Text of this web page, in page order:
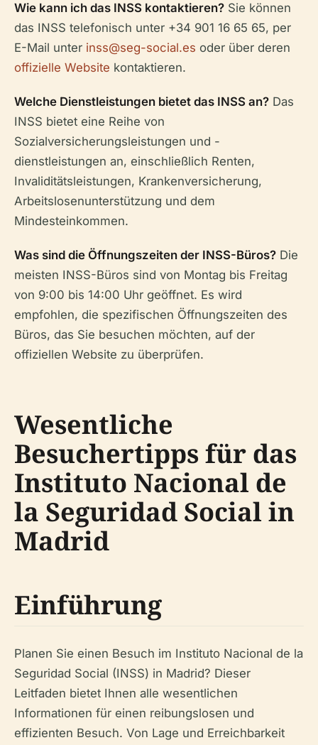
Wie kann ich das INSS kontaktieren? Sie können
das INSS telefonisch unter +34 901 16 65 65, per
E-Mail unter inss@seg-social.es oder über deren
offizielle Website kontaktieren.
Welche Dienstleistungen bietet das INSS an? Das
INSS bietet eine Reihe von
Sozialversicherungsleistungen und -
dienstleistungen an, einschließlich Renten,
Invaliditätsleistungen, Krankenversicherung,
Arbeitslosenunterstützung und dem
Mindesteinkommen.
Was sind die Öffnungszeiten der INSS-Büros? Die
meisten INSS-Büros sind von Montag bis Freitag
von 9:00 bis 14:00 Uhr geöffnet. Es wird
empfohlen, die spezifischen Öffnungszeiten des
Büros, das Sie besuchen möchten, auf der
offiziellen Website zu überprüfen.
Wesentliche
Besuchertipps für das
Instituto Nacional de
la Seguridad Social in
Madrid
Einführung
Planen Sie einen Besuch im Instituto Nacional de la
Seguridad Social (INSS) in Madrid? Dieser
Leitfaden bietet Ihnen alle wesentlichen
Informationen für einen reibungslosen und
effizienten Besuch. Von Lage und Erreichbarkeit